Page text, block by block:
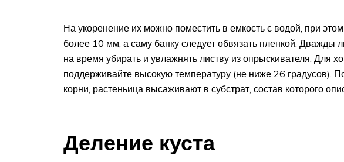
На укоренение их можно поместить в емкость с водой, при
более 10 мм, а саму банку следует обвязать пленкой. Дважды
на время убирать и увлажнять листву из опрыскивателя. Для
поддерживайте высокую температуру (не ниже 26 градусов).
корни, растеньица высаживают в субстрат, состав которого
Деление куста